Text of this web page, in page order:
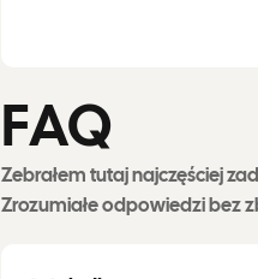
FAQ
Zebrałem tutaj najczęściej
Zrozumiałe odpowiedzi bez